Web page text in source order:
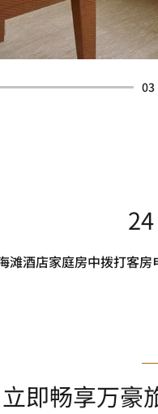
03
滩酒店家庭房中拨打客
立即畅享万豪